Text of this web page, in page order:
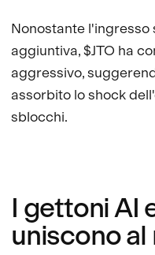
Nonostante
aggiuntiva, $JTO ha
aggressivo,
assorbito lo shock
sblocchi.
I gettoni AI
uniscono al